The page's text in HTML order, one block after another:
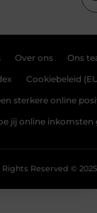
Over ons Ons
Cookiebeleid
sterkere online
jij online inkomsten
Rights Reserved © 2025